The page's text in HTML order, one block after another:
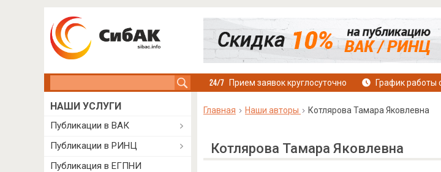
Прием заявок круглосуточно График работы
Главная Наши авторы Котлярова Тамара Яковлевна
Котлярова Тамара Яковлевна
НАШИ УСЛУГИ
Публикации в ВАК
Публикации в РИНЦ
Публикация в ЕГПНИ